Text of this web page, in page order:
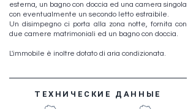
esterna, un bagno con doccia ed una camera singola
con eventualmente un secondo letto estraibile.
Un disimpegno ci porta alla zona notte, fornita con
due camere matrimoniali ed un bagno con doccia.
L'immobile è inoltre dotato di aria condizionata.
ТЕХНИЧЕСКИЕ ДАННЫЕ